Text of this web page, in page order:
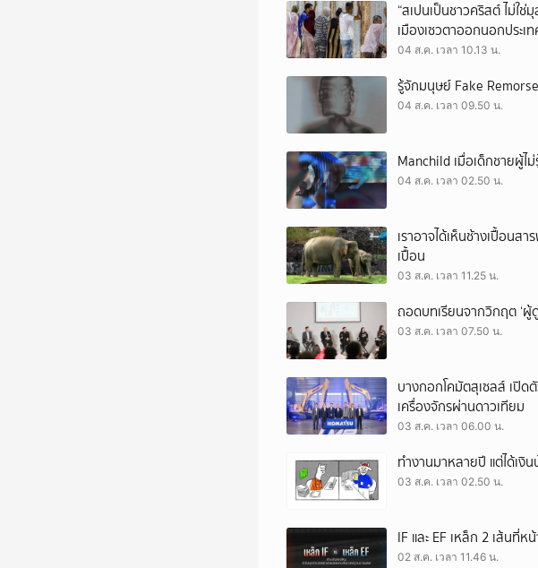
“สเปนเป็นชาวคริสต์ ไม่ใ
เมืองเซวตาออกนอกประเ
04 ส.ค. เวลา 10.13 น.
รู้จักมนุษย์ Fake
04 ส.ค. เวลา 09.50 น.
Manchild เมื่อเด็กชายผู้ไ
04 ส.ค. เวลา 02.50 น.
เราอาจได้เห็นช้างเปื้อน
เปื้อน
03 ส.ค. เวลา 11.25 น.
ถอดบทเรียนจากวิกฤต ‘ผู้ดู
03 ส.ค. เวลา 07.50 น.
บางกอกโคมัตสุเซลส์ เปิด
เครื่องจักรผ่านดาวเทียม
03 ส.ค. เวลา 06.00 น.
ทำงานมาหลายปี แต่ได้เงิ
03 ส.ค. เวลา 02.50 น.
IF และ EF เหล็ก 2 เส้นที่
02 ส.ค. เวลา 11.46 น.